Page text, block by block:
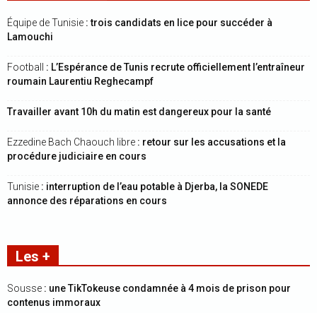
Équipe de Tunisie : trois candidats en lice pour succéder à
Lamouchi
Football
: L’Espérance de Tunis recrute officiellement l’entraîneur
roumain Laurentiu Reghecampf
Travailler avant 10h du matin est dangereux pour la santé
Ezzedine Bach Chaouch libre : retour sur les accusations et la
procédure judiciaire en cours
Tunisie : interruption de l’eau potable à Djerba, la SONEDE
annonce des réparations en cours
Les +
Sousse : une TikTokeuse condamnée à 4 mois de prison pour
contenus immoraux